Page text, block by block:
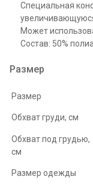
Специальная
Может
Состав: 50%
Размер
Размер
Обхват груди, см
Обхват под грудью,
см
Размер одежды